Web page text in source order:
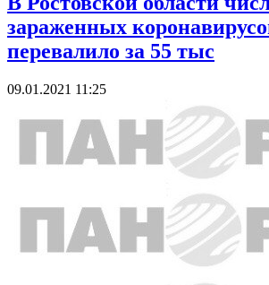
зараженных
перевалило за 55 тыс
09.01.2021 11:25